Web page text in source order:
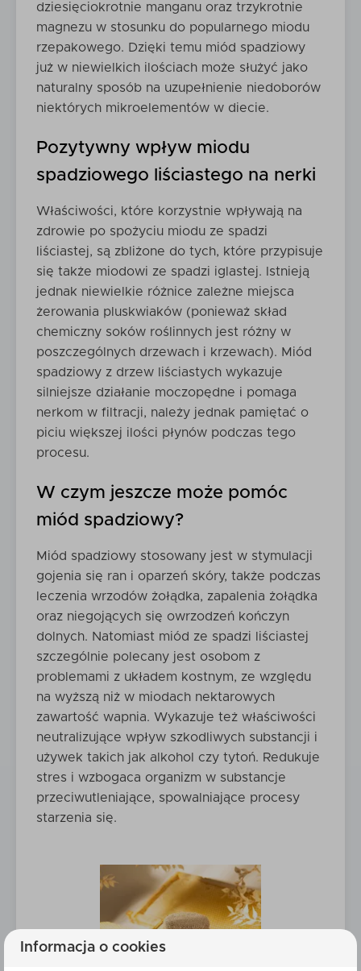
dziesięciokrotnie manganu oraz trzykrotnie
magnezu w stosunku do popularnego miodu
rzepakowego. Dzięki temu miód spadziowy
już w niewielkich ilościach może służyć jako
naturalny sposób na uzupełnienie niedoborów
niektórych mikroelementów w diecie.
Pozytywny wpływ miodu
spadziowego liściastego na nerki
Właściwości, które korzystnie wpływają na
zdrowie po spożyciu miodu ze spadzi
liściastej, są zbliżone do tych, które przypisuje
się także miodowi ze spadzi iglastej. Istnieją
jednak niewielkie różnice zależne miejsca
żerowania pluskwiaków (ponieważ skład
chemiczny soków roślinnych jest różny w
poszczególnych drzewach i krzewach). Miód
spadziowy z drzew liściastych wykazuje
silniejsze działanie moczopędne i pomaga
nerkom w filtracji, należy jednak pamiętać o
piciu większej ilości płynów podczas tego
procesu.
W czym jeszcze może pomóc
miód spadziowy?
Miód spadziowy stosowany jest w stymulacji
gojenia się ran i oparzeń skóry, także podczas
leczenia wrzodów żołądka, zapalenia żołądka
oraz niegojących się owrzodzeń kończyn
dolnych. Natomiast miód ze spadzi liściastej
szczególnie polecany jest osobom z
problemami z układem kostnym, ze względu
na wyższą niż w miodach nektarowych
zawartość wapnia. Wykazuje też właściwości
neutralizujące wpływ szkodliwych substancji i
używek takich jak alkohol czy tytoń. Redukuje
stres i wzbogaca organizm w substancje
przeciwutleniające, spowalniające procesy
starzenia się.
Informacja o cookies